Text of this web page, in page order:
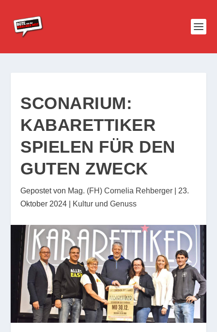
SCONARIUM:
KABARETTIKER
SPIELEN FÜR DEN
GUTEN ZWECK
Gepostet von Mag. (FH) Cornelia Rehberger
23.
Oktober 2024
Kultur und Genuss